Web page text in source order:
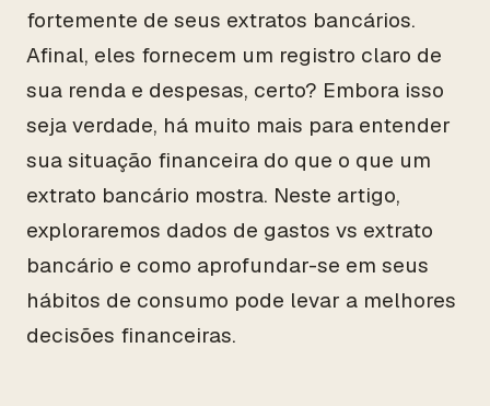
fortemente de seus extratos bancários.
Afinal, eles fornecem um registro claro de
sua renda e despesas, certo? Embora isso
seja verdade, há muito mais para entender
sua situação financeira do que o que um
extrato bancário mostra. Neste artigo,
exploraremos dados de gastos vs extrato
bancário e como aprofundar-se em seus
hábitos de consumo pode levar a melhores
decisões financeiras.